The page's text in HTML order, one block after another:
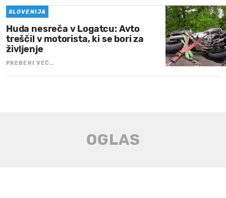
SLOVENIJA
Huda nesreča v Logatcu: Avto
treščil v motorista, ki se bori za
življenje
PREBERI VEČ…